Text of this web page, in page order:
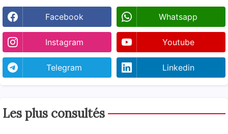
Facebook Whatsapp
Instagram Youtube
Telegram Linkedin
Les plus consultés